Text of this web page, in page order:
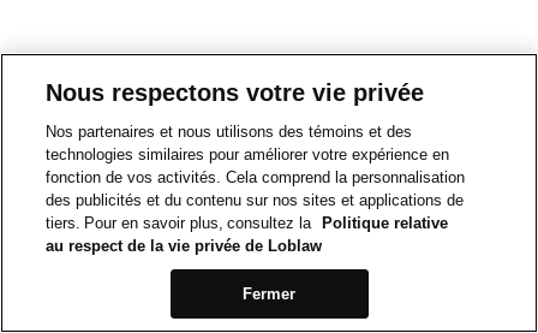
Nous respectons votre vie privée
Nos partenaires et nous utilisons des témoins et des
technologies similaires pour améliorer votre expérience en
fonction de vos activités. Cela comprend la personnalisation
des publicités et du contenu sur nos sites et applications de
tiers. Pour en savoir plus, consultez la
Politique relative
au respect de la vie privée de Loblaw
Fermer